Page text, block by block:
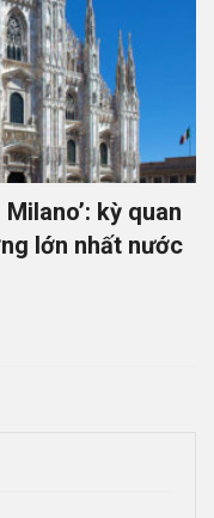
kỳ quan
lớn nhất nước